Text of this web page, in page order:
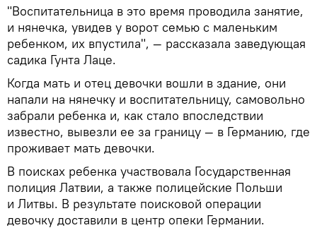
"Воспитательница в это время проводила занятие,
и нянечка, увидев у ворот семью с маленьким
ребенком, их впустила", — рассказала заведующая
садика Гунта Лаце.
Когда мать и отец девочки вошли в здание, они
напали на нянечку и воспитательницу, самовольно
забрали ребенка и, как стало впоследствии
известно, вывезли ее за границу — в Германию, где
проживает мать девочки.
В поисках ребенка участвовала Государственная
полиция Латвии, а также полицейские Польши
и Литвы. В результате поисковой операции
девочку доставили в центр опеки Германии.